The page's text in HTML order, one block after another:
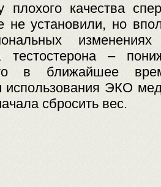
плохого качества
не установили, но
изменениях
тестостерона –
в ближайшее
использования ЭКО
сбросить вес.